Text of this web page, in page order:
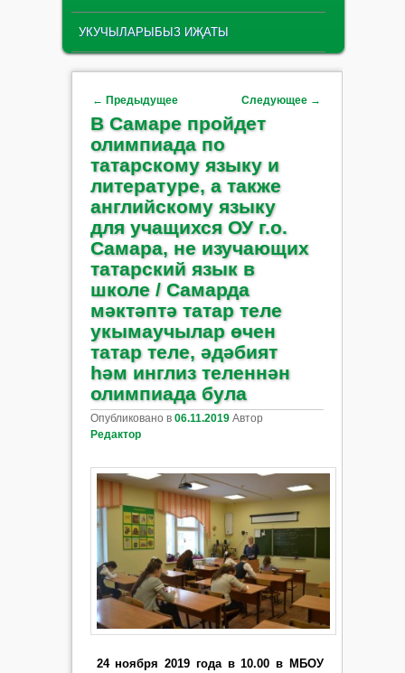
УКУЧЫЛАРЫБЫЗ ИҖАТЫ
Навигация по записям
← Предыдущее Следующее →
В Самаре пройдет
олимпиада по
татарскому языку и
литературе, а также
английскому языку
для учащихся ОУ г.о.
Самара, не изучающих
татарский язык в
школе / Самарда
мәктәптә татар теле
укымаучылар өчен
татар теле, әдәбият
һәм инглиз теленнән
олимпиада була
Опубликовано в 06.11.2019 Автор
Редактор
24 ноября 2019 года в 10.00 в МБОУ